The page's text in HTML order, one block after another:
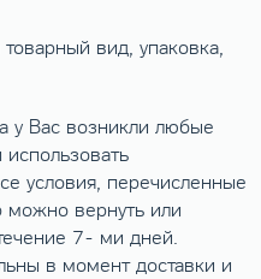
вид, упаковка,
у Вас возникли любые
условия, перечисленные
вернуть или
7- ми дней.
в момент доставки и